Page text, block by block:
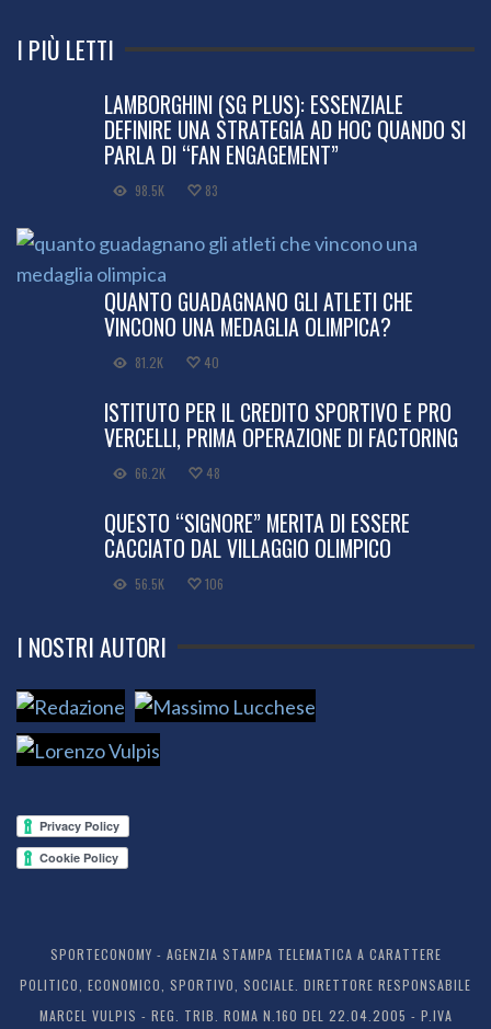
I PIÙ LETTI
LAMBORGHINI (SG PLUS): ESSENZIALE
DEFINIRE UNA STRATEGIA AD HOC QUANDO SI
PARLA DI “FAN ENGAGEMENT”
98.5K 83
QUANTO GUADAGNANO GLI ATLETI CHE
VINCONO UNA MEDAGLIA OLIMPICA?
81.2K 40
ISTITUTO PER IL CREDITO SPORTIVO E PRO
VERCELLI, PRIMA OPERAZIONE DI FACTORING
66.2K 48
QUESTO “SIGNORE” MERITA DI ESSERE
CACCIATO DAL VILLAGGIO OLIMPICO
56.5K 106
I NOSTRI AUTORI
SPORTECONOMY - AGENZIA STAMPA TELEMATICA A CARATTERE
POLITICO, ECONOMICO, SPORTIVO, SOCIALE. DIRETTORE RESPONSABILE
MARCEL VULPIS - REG. TRIB. ROMA N.160 DEL 22.04.2005 - P.IVA